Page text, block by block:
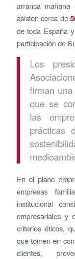
arranca
asisten cerca de
de toda España
participación de
Los
firman
que se
las
prácticas
En el plano
empresas
institucional
empresariales y
criterios éticos,
que tomen en
clientes,